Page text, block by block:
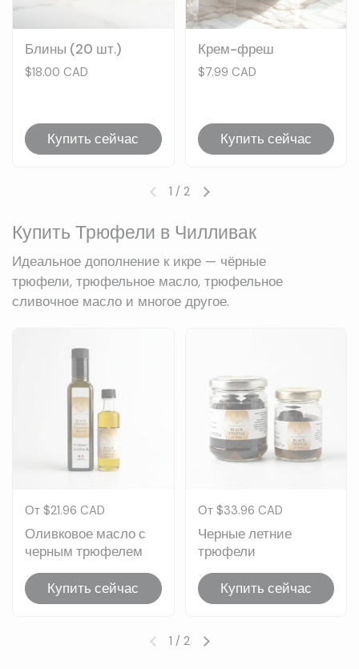
Блины (20 шт.)
Цена:
$18.00 CAD
Купить сейчас
Крем-фреш
Цена:
$7.99 CAD
Купить сейчас
Предыдущий слайдСледующий слайд
1 / 2
Купить Трюфели в Чилливак
Идеальное дополнение к икре — чёрные
трюфели, трюфельное масло, трюфельное
сливочное масло и многое другое.
Цена:
От $21.96 CAD
Оливковое масло с
черным трюфелем
Купить сейчас
Цена:
От $33.96 CAD
Черные летние
трюфели
Купить сейчас
Предыдущий слайдСледующий слайд
1 / 2